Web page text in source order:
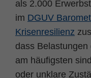
als 2.000
im DGUV
Krisenresilienz
dass
am häufigsten
oder unklare